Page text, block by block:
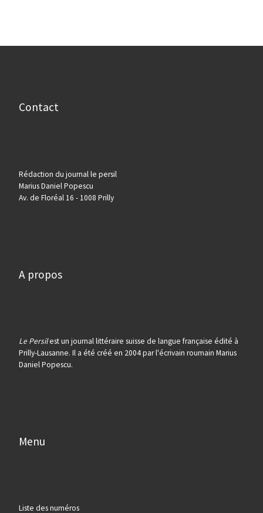
Contact
Rédaction du journal le persil
Marius Daniel Popescu
Av. de Floréal 16 - 1008 Prilly
A propos
Le Persilest un journal littéraire suisse de langue française édité à
Prilly-Lausanne. Il a été créé en 2004 par l'écrivain roumain Marius
Daniel Popescu.
Menu
Liste des numéros